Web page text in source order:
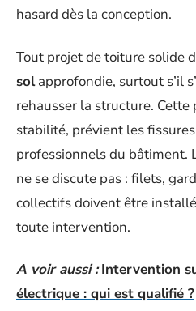
hasard dès la conception.
Tout projet de toiture solide
solapprofondie, surtout s’il
rehausser la structure. Cette
stabilité, prévient les
professionnels du bâtiment.
ne se discute pas : filets,
collectifs doivent être
toute intervention.
A voir aussi : Intervention
électrique : qui est qualifié ?